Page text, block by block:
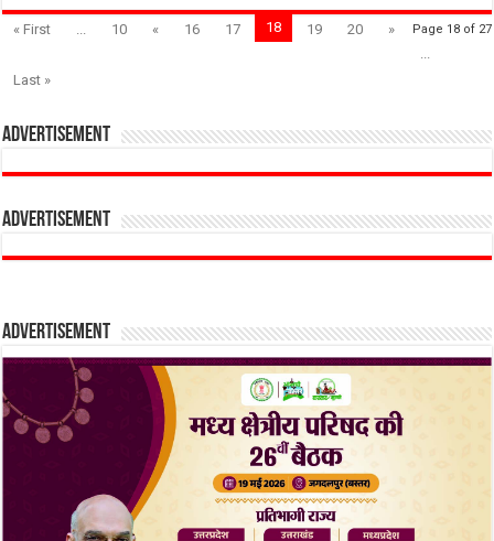
Page 18 of 27
« First ... 10 « 16 17 18 19 20
»
...
Last »
Advertisement
Advertisement
Advertisement